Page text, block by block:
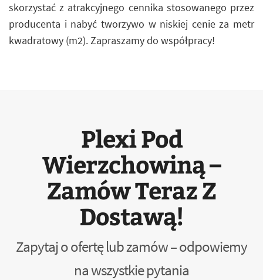
skorzystać z atrakcyjnego cennika stosowanego przez
producenta i nabyć tworzywo w niskiej cenie za metr
kwadratowy (m2). Zapraszamy do współpracy!
Plexi Pod
Wierzchowiną –
Zamów Teraz Z
Dostawą!
Zapytaj o ofertę lub zamów – odpowiemy
na wszystkie pytania